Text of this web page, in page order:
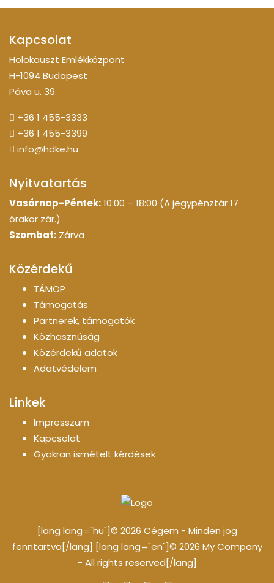
Kapcsolat
Holokauszt Emlékközpont
H-1094 Budapest
Páva u. 39.
+36 1 455-3333
+36 1 455-3399
info@hdke.hu
Nyitvatartás
Vasárnap-Péntek:10:00 – 18:00 (A jegypénztár 17
órakor zár.)
Szombat: Zárva
Közérdekű
TÁMOP
Támogatás
Partnerek, támogatók
Közhasznúság
Közérdekű adatok
Adatvédelem
Linkek
Impresszum
Kapcsolat
Gyakran ismételt kérdések
[lang lang="hu"]© 2026 Cégem - Minden jog
fenntartva[/lang] [lang lang="en"]© 2026 My Company
- All rights reserved[/lang]